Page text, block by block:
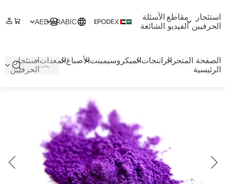
استئجار
الحرفيين
مقاطع
الفيديو
الأسئلة
الشائعة
ARABIC
AED
الصفحة
الرئيسية
المتجر الراتنجاتالميكروسيمينتالأصباغالمعداتاستئجار
الحرفيين